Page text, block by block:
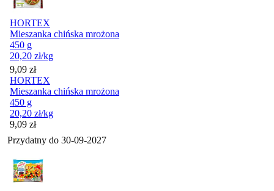
HORTEX
Mieszanka chińska mrożona
450 g
20,20 zł/kg
Cena
9,09 zł
HORTEX
Mieszanka chińska mrożona
450 g
20,20 zł/kg
Cena
9,09 zł
Przydatny do 30-09-2027